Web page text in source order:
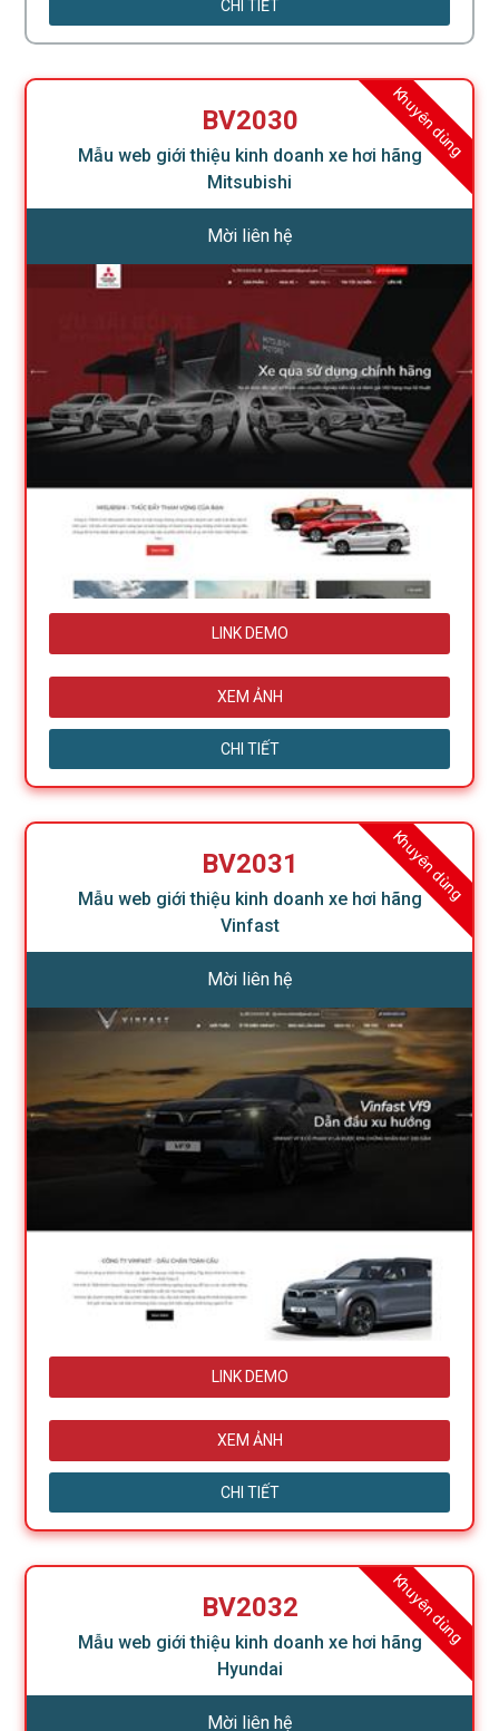
CHI TIẾT
Khuyên dùng
BV2030
Mẫu web giới thiệu kinh doanh xe hơi hãng
Mitsubishi
Mời liên hệ
LINK DEMO
XEM ẢNH
CHI TIẾT
Khuyên dùng
BV2031
Mẫu web giới thiệu kinh doanh xe hơi hãng
Vinfast
Mời liên hệ
LINK DEMO
XEM ẢNH
CHI TIẾT
Khuyên dùng
BV2032
Mẫu web giới thiệu kinh doanh xe hơi hãng
Hyundai
Mời liên hệ